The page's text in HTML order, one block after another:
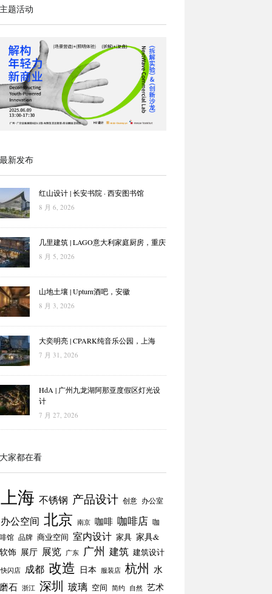
题活动
新发布
红山设计 | 长安书院 · 西安图书馆
8 月 6, 2026
几里建筑 | LAGO意大利家庭厨房，重庆
8 月 5, 2026
山地土壤 | Upturn酒吧，安徽
8 月 3, 2026
大奕明亮 | CPARK纯音乐公园，上海
7 月 31, 2026
HdA | 广州九龙湖阿那亚度假区灯光设
计
7 月 27, 2026
家都在看
上海 不锈钢 产品设计 创意 办公室
办公空间 北京 南京 咖啡 咖啡店 咖
馆 品牌 商业空间 室内设计 家具 家具&
饰 展厅 展览 广东 广州 建筑 建筑设计
快闪店 成都 改造 日本 服装店 杭州 水
石 浙江 深圳 玻璃 空间 简约 自然 艺术